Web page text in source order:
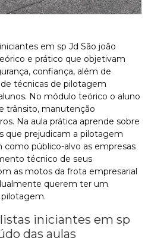
em sp Jd São joão
e prático que objetivam
confiança, além de
técnicas de pilotagem
No módulo teórico o aluno
trânsito, manutenção
Na aula prática aprende sobre
que prejudicam a pilotagem
público-alvo as empresas
técnico de seus
as motos da frota empresarial
querem ter um
iniciantes em sp
das aulas